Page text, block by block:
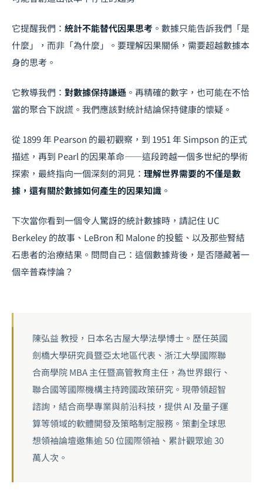
它提醒我們： 統計不能替代因果思考 。數據只能告訴我們「是
什麼」，而非「為什麼」。要理解因果關係，需要超越數據本
身的思考。
它教導我們： 對數據保持謙遜 。再精確的數字，也可能在不恰
當的聚合下說謊。我們應該對統計結論保持健康的懷疑。
從 1899 年 Pearson 的最初觀察，到 1951 年 Simpson 的正式
描述，再到 Pearl 的因果革命——這段跨越一個多世紀的學術
探索，最終指向一個深刻的洞見： 理解世界需要的不僅是數
據，還有關於數據如何產生的因果知識 。
下次當你看到一個令人驚訝的統計數據時，請記住 UC
Berkeley 的故事、LeBron 和 Malone 的投籃、以及那些腎結
石患者的治療結果。問問自己：這個數據背後，是否隱藏著一
個辛普森悖論？
陳弘益 教授，日本名古屋大學法學博士。歷任英國
劍橋大學研究員暨亞太地區代表、浙江大學國際聯
合商學院 MBA 主任暨高管教育主任，為世界銀行、
聯合國等國際機構主持跨國政策研究。現帶領超智
諮詢，結合商學專業與前沿科技，提供 AI 及量子運
算等領域的軟體開發及策略制定服務。策劃全球思
想領袖論壇邀集逾 50 位國際領袖、累計觀眾逾 30
萬人次。